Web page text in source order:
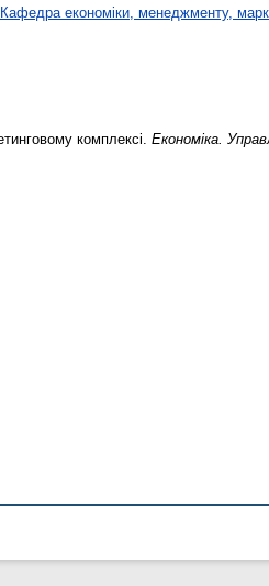
Кафедра економіки, менеджменту,
комплексі. Економіка.